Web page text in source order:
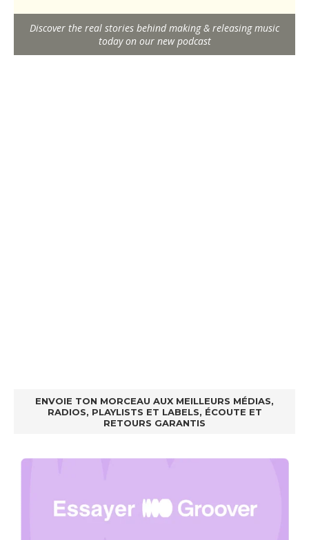
Discover the real stories behind making & releasing music
today on our new podcast
ENVOIE TON MORCEAU AUX MEILLEURS MÉDIAS,
RADIOS, PLAYLISTS ET LABELS, ÉCOUTE ET
RETOURS GARANTIS